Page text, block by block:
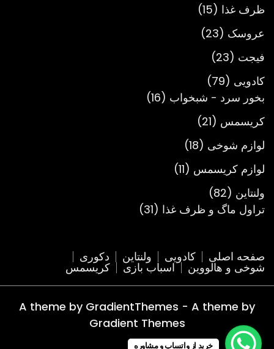
ظرف غذا 15
15
محصول
عروسک 23
23
فیجت 23
23
محصول
کادویی 79
79
محصول
بخور سرد - شبخواب 16
16
کریسمس 21
21
محصول
لوازم شوخی 18
18
محصول
لوازم کریسمس 11
11
ولنتاین 82
82
محصول
تراول ماگ و ظرف غذا 31
31
صفحه اصلی کادویی ولنتاین دکوری
شوخی و هالووین اسباب بازی کریسمس
A theme by GradientThemes - A theme by
Gradient Themes
خرید از واتساپ و مشاوره